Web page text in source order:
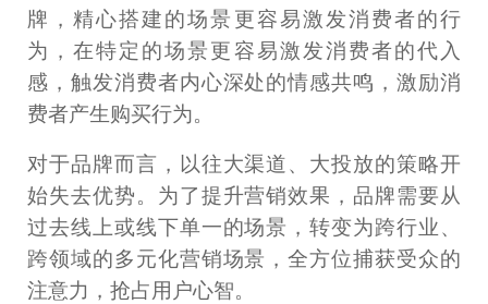
牌，精心搭建的场景更容易激发消费者的行
为，在特定的场景更容易激发消费者的代入
感，触发消费者内心深处的情感共鸣，激励消
费者产生购买行为。
对于品牌而言，以往大渠道、大投放的策略开
始失去优势。为了提升营销效果，品牌需要从
过去线上或线下单一的场景，转变为跨行业、
跨领域的多元化营销场景，全方位捕获受众的
注意力，抢占用户心智。